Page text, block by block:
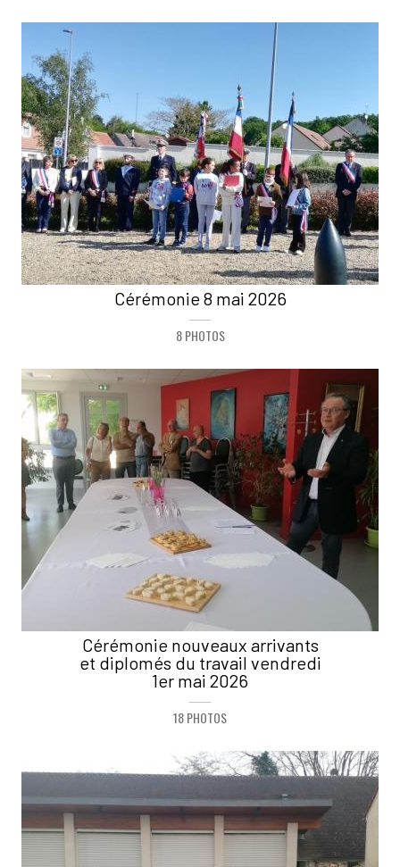
Cérémonie 8 mai 2026
8 PHOTOS
Cérémonie nouveaux arrivants
et diplomés du travail vendredi
1er mai 2026
18 PHOTOS